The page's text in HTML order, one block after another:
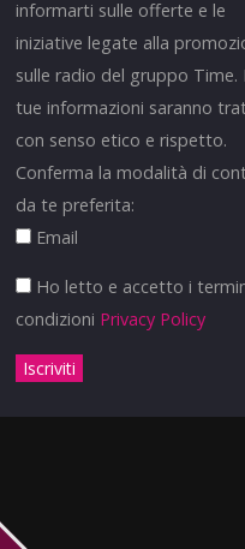
informarti sulle offerte e le
iniziative legate alla
sulle radio del gruppo Time.
tue informazioni saranno
con senso etico e rispetto.
Conferma la modalità di
da te preferita:
Email
Ho letto e accetto i
condizioni Privacy Policy